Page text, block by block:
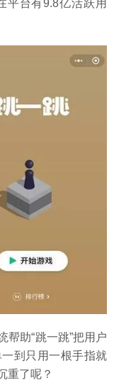
平台有9.8亿活跃用
帮助“跳一跳”把用户
到只用一根手指就
重了呢？